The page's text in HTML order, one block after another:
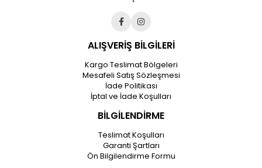
ALIŞVERİŞ BİLGİLERİ
Kargo Teslimat Bölgeleri
Mesafeli Satış Sözleşmesi
İade Politikası
İptal ve İade Koşulları
BİLGİLENDİRME
Teslimat Koşulları
Garanti Şartları
Ön Bilgilendirme Formu